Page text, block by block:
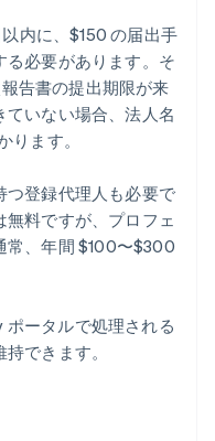
内に、$150 の届出手
必要があります。そ
告書の提出期限が来
ていない場合、法人名
ります。
つ登録代理人も必要で
料ですが、プロフェ
常、年間 $100〜$300
ータルで処理される
できます。